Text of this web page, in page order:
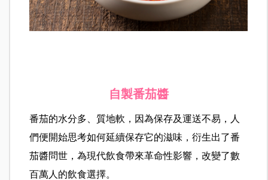
自製番茄醬
番茄的水分多、質地軟，因為保存及運送不易，人
們便開始思考如何延續保存它的滋味，衍生出了番
茄醬問世，為現代飲食帶來革命性影響，改變了數
百萬人的飲食選擇。